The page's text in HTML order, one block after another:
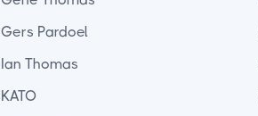
Gers Pardoel
Ian Thomas
KATO